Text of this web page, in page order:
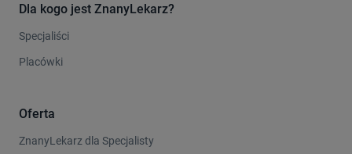
Dla kogo jest ZnanyLekarz?
Specjaliści
Placówki
Oferta
ZnanyLekarz dla Specjalisty